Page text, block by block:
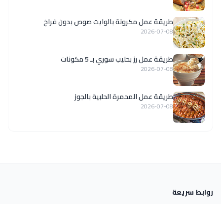
طريقة عمل مكرونة بالوايت صوص بدون فراخ
2026-07-08
طريقة عمل رز بحليب سوري بـ 5 مكونات
2026-07-08
طريقة عمل المحمرة الحلبية بالجوز
2026-07-08
روابط سريعة